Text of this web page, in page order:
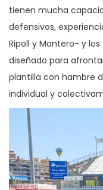
tienen mucha
defensivos,
Ripoll y Montero- y
diseñado para
plantilla con hambre
individual y